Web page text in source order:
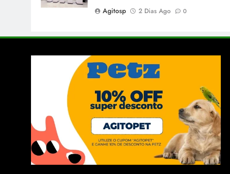
Agitosp
2 Dias Ago 0